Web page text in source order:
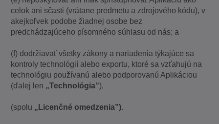
celok ani sčasti (vrátane predmetu a zdrojového kódu), v
akejkoľvek podobe žiadnej osobe bez
predchádzajúceho písomného súhlasu od nás; a
(f) dodržiavať všetky zákony a nariadenia týkajúce sa
kontroly technológií alebo exportu, ktoré sa vzťahujú na
technológiu používanú alebo podporovanú Aplikáciou
(ďalej len „Technológia“),
(spolu „Licenčné omedzenia”).